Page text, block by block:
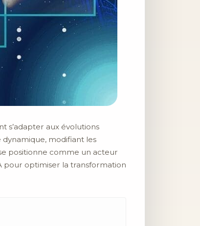
s’adapter aux évolutions
modifiant les
positionne comme un acteur
pour optimiser la transformation